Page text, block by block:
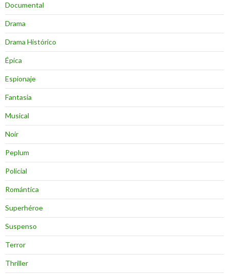
Documental
Drama
Drama Histórico
Épica
Espionaje
Fantasia
Musical
Noir
Peplum
Policial
Romántica
Superhéroe
Suspenso
Terror
Thriller